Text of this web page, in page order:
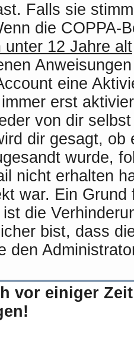
Falls sie
die COPPA-
unter 12 Jahre alt
eine
erst
von dir
dir gesagt,
wurde,
nicht erhalten
war. Ein
die
bist, dass
den
vor einiger